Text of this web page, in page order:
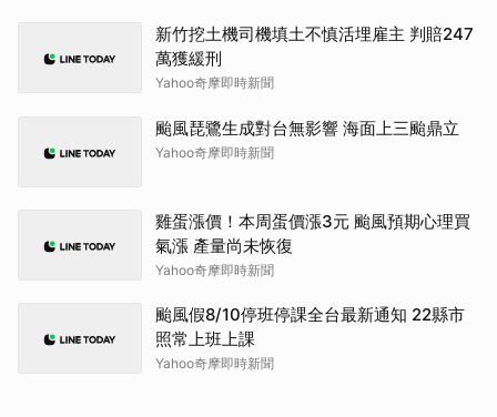
新竹挖土機司機填土不慎活埋雇主 判賠247
萬獲緩刑
Yahoo奇摩即時新聞
颱風琵鷺生成對台無影響 海面上三颱鼎立
Yahoo奇摩即時新聞
雞蛋漲價！本周蛋價漲3元 颱風預期心理買
氣漲 產量尚未恢復
Yahoo奇摩即時新聞
颱風假8/10停班停課全台最新通知 22縣市
照常上班上課
Yahoo奇摩即時新聞